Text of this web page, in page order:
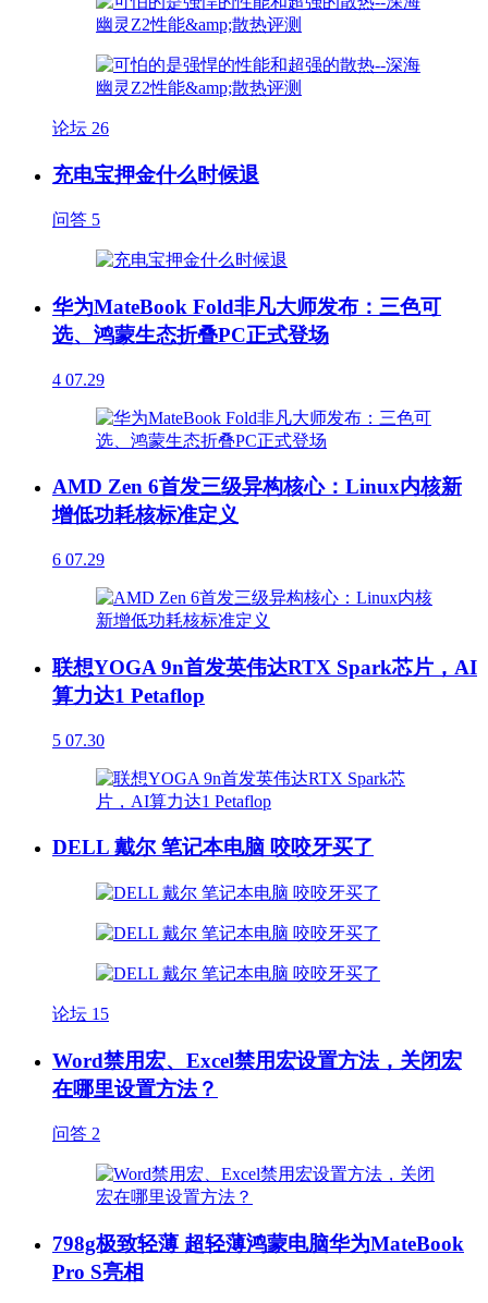
论坛 26
充电宝押金什么时候退
问答 5
华为MateBook Fold非凡大师发布：三色可
选、鸿蒙生态折叠PC正式登场
4 07.29
AMD Zen 6首发三级异构核心：Linux内核新
增低功耗核标准定义
6 07.29
联想YOGA 9n首发英伟达RTX Spark芯片，AI
算力达1 Petaflop
5 07.30
DELL 戴尔 笔记本电脑 咬咬牙买了
论坛 15
Word禁用宏、Excel禁用宏设置方法，关闭宏
在哪里设置方法？
问答 2
798g极致轻薄 超轻薄鸿蒙电脑华为MateBook
Pro S亮相